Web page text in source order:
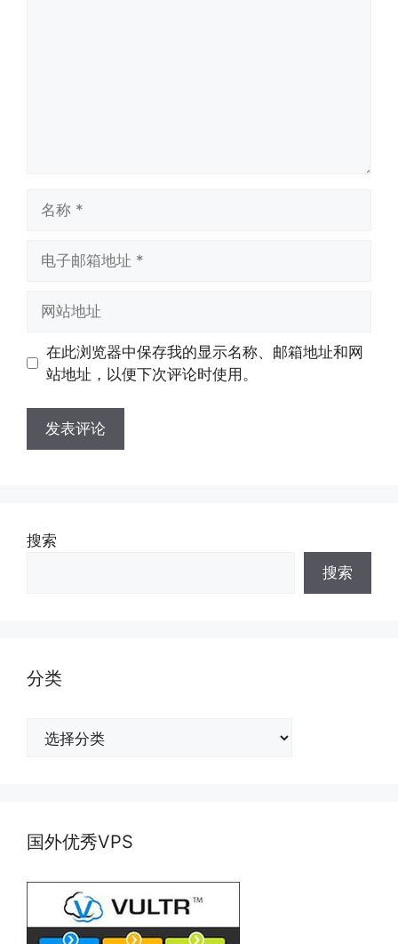
址
址
在此浏览器中保存我的显示名称、邮箱地址和网
站地址，以便下次评论时使用。
搜索
搜索
分类
国外优秀VPS